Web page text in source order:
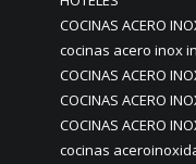
COCINAS ACERO
cocinas acero inox
COCINAS ACERO
COCINAS ACERO
COCINAS ACERO
cocinas